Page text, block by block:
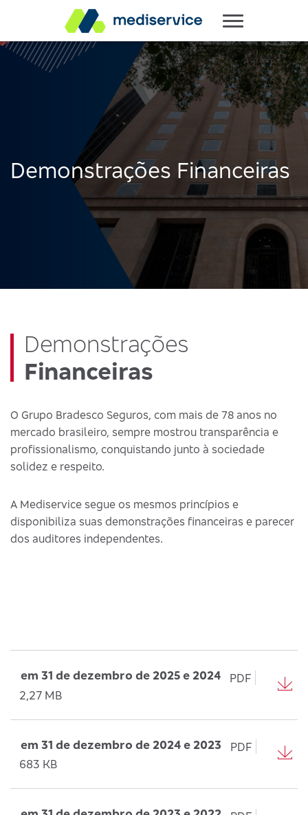
Demonstrações Financeiras
Demonstrações
Financeiras
O Grupo Bradesco Seguros, com mais de 78 anos no
mercado brasileiro, sempre mostrou transparência e
profissionalismo, conquistando junto à sociedade
solidez e respeito.
A Mediservice segue os mesmos princípios e
disponibiliza suas demonstrações financeiras e parecer
dos auditores independentes.
em 31 de dezembro de 2025 e 2024
PDF
2,27 MB
em 31 de dezembro de 2024 e 2023
PDF
683 KB